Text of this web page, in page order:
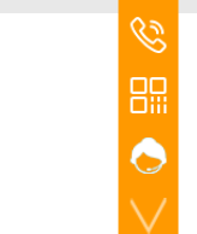
联系电话